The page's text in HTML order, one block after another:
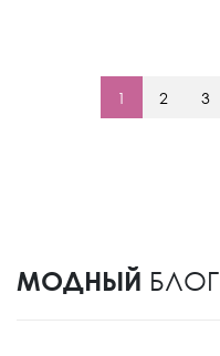
1 2 3
МОДНЫЙ БЛОГ